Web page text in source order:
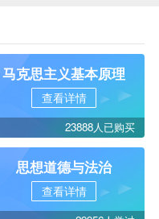
马克思主义基本原理
查看详情
23888人已购买
思想道德与法治
查看详情